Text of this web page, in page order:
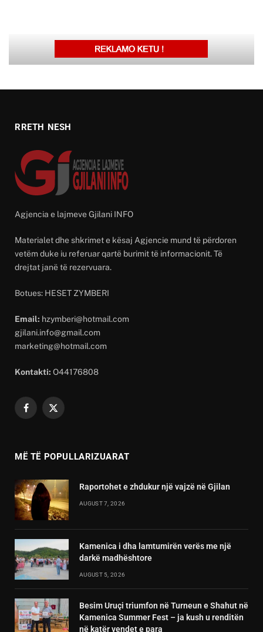
RRETH NESH
Agjencia e lajmeve Gjilani INFO
Materialet dhe shkrimet e kësaj Agjencie mund të përdoren
vetëm duke iu referuar qartë burimit të informacionit. Të
drejtat janë të rezervuara.
Botues: HESET ZYMBERI
Email: hzymberi@hotmail.com
gjilani.info@gmail.com
marketing@hotmail.com
Kontakti: O44176808
Facebook
X
MË TË POPULLARIZUARAT
Raportohet e zhdukur një vajzë në Gjilan
AUGUST 7, 2026
Kamenica i dha lamtumirën verës me një
darkë madhështore
AUGUST 5, 2026
Besim Uruçi triumfon në Turneun e Shahut në
Kamenica Summer Fest – ja kush u renditën
në katër vendet e para